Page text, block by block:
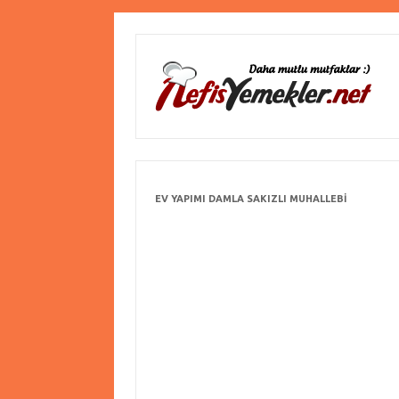
EV YAPIMI DAMLA SAKIZLI MUHALLEBI